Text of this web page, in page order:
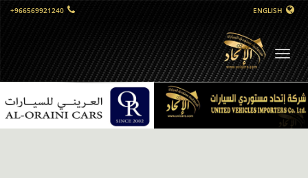
ENGLISH
+966569921240
التبديل
الملاحي